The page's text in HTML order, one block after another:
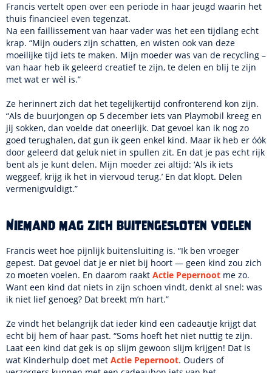
Francis vertelt open over een periode in haar jeugd waarin het
thuis financieel even tegenzat.
Na een faillissement van haar vader was het een tijdlang echt
krap. “Mijn ouders zijn schatten, en wisten ook van deze
moeilijke tijd iets te maken. Mijn moeder was van de recycling –
van haar heb ik geleerd creatief te zijn, te delen en blij te zijn
met wat er wél is.”
Ze herinnert zich dat het tegelijkertijd confronterend kon zijn.
“Als de buurjongen op 5 december iets van Playmobil kreeg en
jij sokken, dan voelde dat oneerlijk. Dat gevoel kan ik nog zo
goed terughalen, dat gun ik geen enkel kind. Maar ik heb er óók
door geleerd dat geluk niet in spullen zit. En dat je pas echt rijk
bent als je kunt delen. Mijn moeder zei altijd: ‘Als ik iets
weggeef, krijg ik het in viervoud terug.’ En dat klopt. Delen
vermenigvuldigt.”
Niemand mag zich buitengesloten voelen
Francis weet hoe pijnlijk buitensluiting is. “Ik ben vroeger
gepest. Dat gevoel dat je er niet bij hoort — geen kind zou zich
zo moeten voelen. En daarom raakt Actie Pepernoot me zo.
Want een kind dat niets in zijn schoen vindt, denkt al snel: was
ik niet lief genoeg? Dat breekt m’n hart.”
Ze vindt het belangrijk dat ieder kind een cadeautje krijgt dat
echt bij hem of haar past. “Soms hoeft het niet nuttig te zijn.
Laat een kind dat gek is op slijm gewoon slijm krijgen! Dat is
wat Kinderhulp doet met Actie Pepernoot. Ouders of